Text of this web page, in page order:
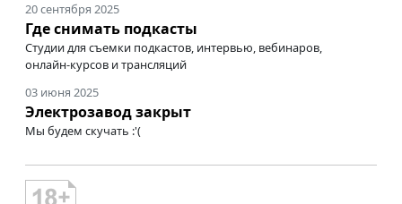
20 сентября 2025
Где снимать подкасты
Студии для съемки подкастов, интервью, вебинаров,
онлайн-курсов и трансляций
03 июня 2025
Электрозавод закрыт
Мы будем скучать :'(